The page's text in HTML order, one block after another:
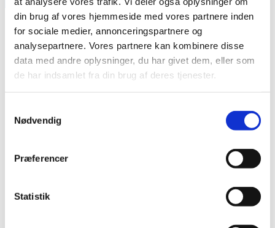
din brug af vores hjemmeside med vores partnere inden
for sociale medier, annonceringspartnere og
analysepartnere. Vores partnere kan kombinere disse
data med andre oplysninger, du har givet dem, eller som
de har indsamlet fra din brug af deres tjenester.
Nødvendig
Præferencer
Statistik